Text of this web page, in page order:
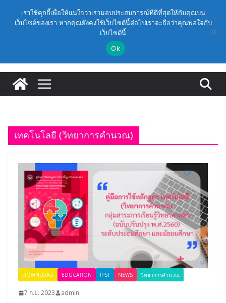
วันเสาร์, สิงหาคม 8, 2026
Latest: (สพฐ.) โครงการอบรมเชิงปฏิบัติการหลักสูตรการดำเนิน
การประกันคุณภาพภายในสถานศึกษา ด้วยปัญญาประดิษฐ์
(AI) ในรูปแบบออนไลน์
ก.ค.ศ. เห็นชอบ รายละเอียดการดำเนินการคัดเลือกบุคคล
สถานศึกษา และผู้อำนวยการสถานศึกษา สังกัดสำนักงาน
คณะกรรมการการศึกษาขั้นพื้นฐาน ปี 2569 ตามหลัก
เกณฑ์ ว 12/2568
สถานศึกษาและผู้อำนวยการสถานศึกษา สังกัดกระทรวง
ศึกษาธิการ
ก.ค.ศ. อนุมัติให้ข้าราชการครูและบุคลากรทางการศึกษามี
(สพฐ.) โมดูลที่ 1 : การประกันคุณภาพภายในสถานศึกษา
และการประยุกต์ใช้ปัญญาประดิษฐ์ (AI)
เทคโนโลยี (วิทยาการคำนวณ)
DOWNLOAD EDUCATION IPST NEWS วิทยาการคำนวณ
7 ก.ย. 2023 admin
เราใช้คุกกี้เพื่อให้แน่ใจว่าเรามอบประสบการณ์ที่ดีที่สุดให้กับคุณบน
เว็บไซต์ของเรา หากคุณยังคงใช้เว็บไซต์นี้ต่อไปเราจะถือว่าคุณพอใจกับ
เว็บไซต์นี้
Ok